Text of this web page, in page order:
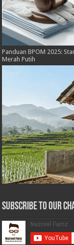
Panduan BPOM 2025:
Merah Putih
Subscribe to our